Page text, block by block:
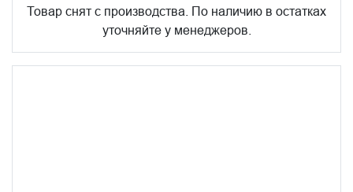
Товар снят с производства. По наличию в остатках
уточняйте у менеджеров.